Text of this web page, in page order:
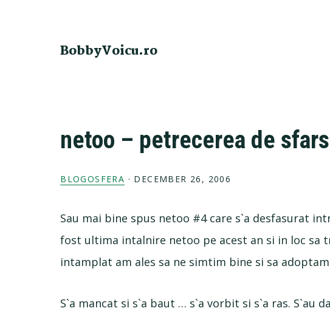
BobbyVoicu.ro
netoo – petrecerea de
BLOGOSFERA · DECEMBER 26, 2006
Sau mai bine spus netoo #4 care s`a desfasurat
fost ultima intalnire netoo pe acest an si in loc sa
intamplat am ales sa ne simtim bine si sa
S`a mancat si s`a baut … s`a vorbit si s`a ras. S`au